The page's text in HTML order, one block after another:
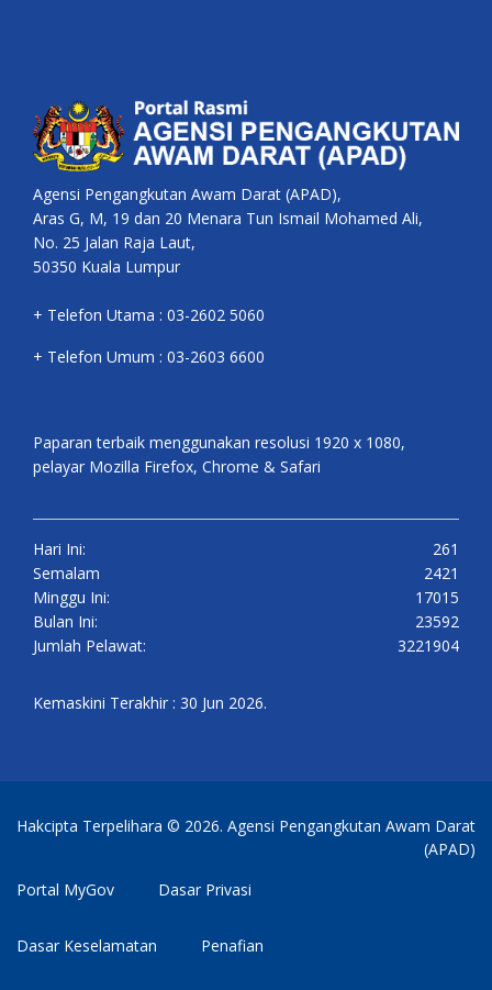
Agensi Pengangkutan Awam Darat (APAD),
Aras G, M, 19 dan 20 Menara Tun Ismail Mohamed Ali,
No. 25 Jalan Raja Laut,
50350 Kuala Lumpur
+ Telefon Utama : 03-2602 5060
+ Telefon Umum : 03-2603 6600
Paparan terbaik menggunakan resolusi 1920 x 1080,
pelayar Mozilla Firefox, Chrome & Safari
Hari Ini:
261
Semalam
2421
Minggu Ini:
17015
Bulan Ini:
23592
Jumlah Pelawat:
3221904
Kemaskini Terakhir : 30 Jun 2026.
Hakcipta Terpelihara © 2026. Agensi Pengangkutan Awam Darat
(APAD)
Portal MyGov
Dasar Privasi
Dasar Keselamatan Penafian